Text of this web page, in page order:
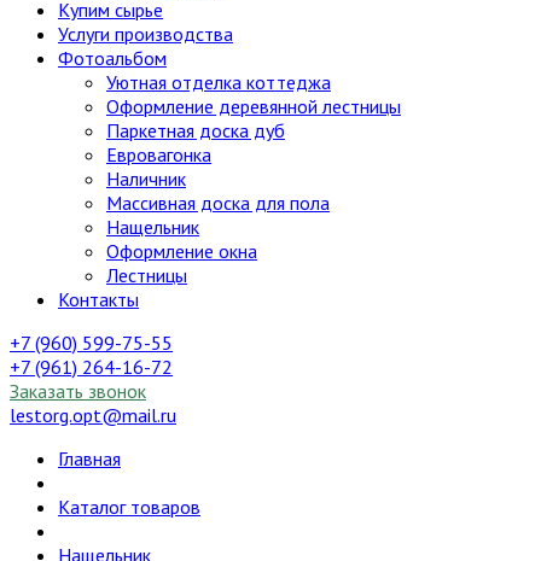
Купим сырье
Услуги производства
Фотоальбом
Уютная отделка коттеджа
Оформление деревянной лестницы
Паркетная доска дуб
Евровагонка
Наличник
Массивная доска для пола
Нащельник
Оформление окна
Лестницы
Контакты
+7 (960) 599-75-55
+7 (961) 264-16-72
Заказать звонок
lestorg.opt@mail.ru
Главная
Каталог товаров
Нащельник